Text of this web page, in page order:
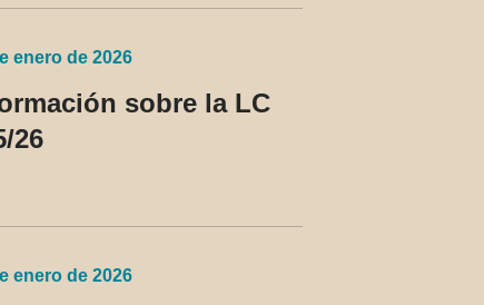
enero de 2026
sobre la LC
26
enero de 2026